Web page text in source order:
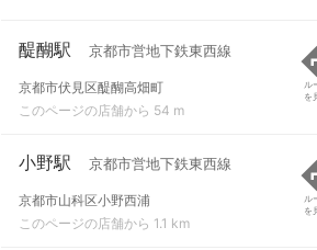
醍醐駅 京都市営地下鉄東西線
京都市伏見区醍醐高畑町
このページの店舗から 54 m
ル
を
小野駅 京都市営地下鉄東西線
京都市山科区小野西浦
このページの店舗から 1.1 km
ル
を